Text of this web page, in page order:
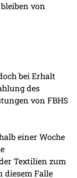
von
bei Erhalt
des
von FBHS
einer Woche
Textilien zum
diesem Falle